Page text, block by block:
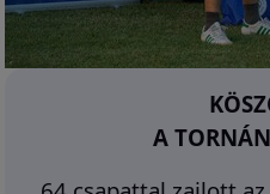
A TORNÁN